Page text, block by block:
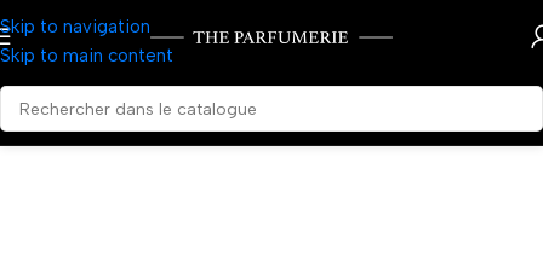
Skip to navigation
Skip to main content